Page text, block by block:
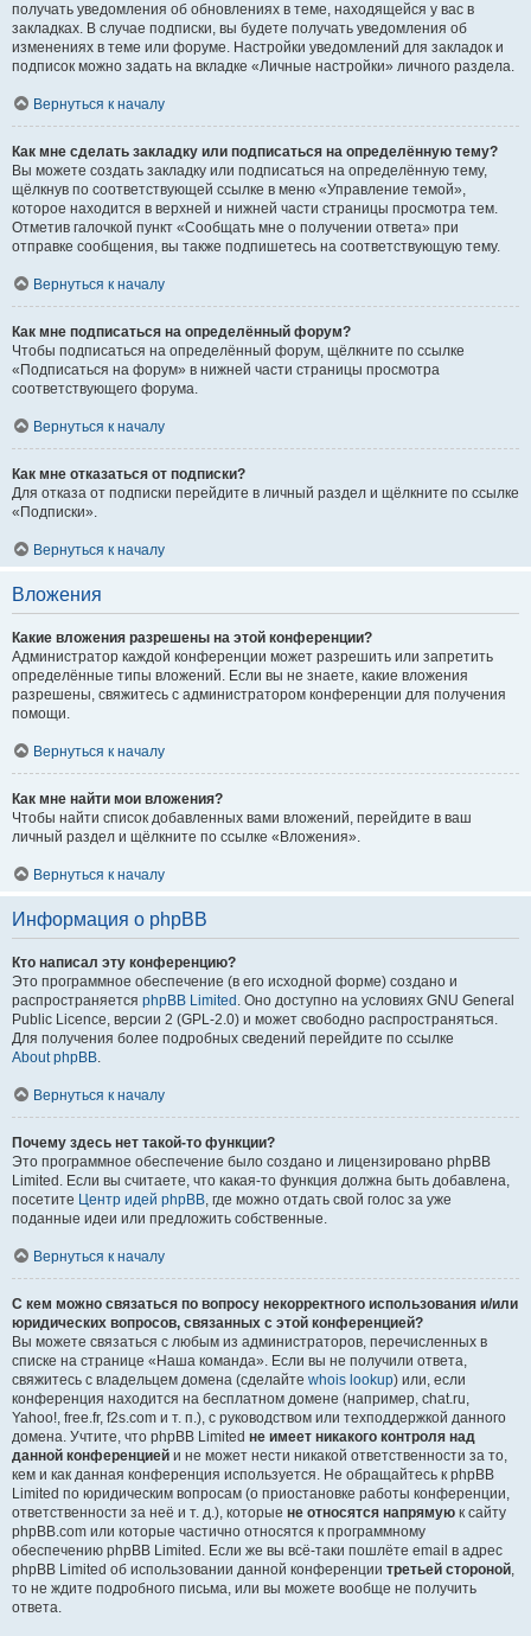
получать уведомления об обновлениях в теме, находящейся у вас в
закладках. В случае подписки, вы будете получать уведомления об
изменениях в теме или форуме. Настройки уведомлений для закладок и
подписок можно задать на вкладке «Личные настройки» личного раздела.
Вернуться к началу
Как мне сделать закладку или подписаться на определённую тему?
Вы можете создать закладку или подписаться на определённую тему,
щёлкнув по соответствующей ссылке в меню «Управление темой»,
которое находится в верхней и нижней части страницы просмотра тем.
Отметив галочкой пункт «Сообщать мне о получении ответа» при
отправке сообщения, вы также подпишетесь на соответствующую тему.
Вернуться к началу
Как мне подписаться на определённый форум?
Чтобы подписаться на определённый форум, щёлкните по ссылке
«Подписаться на форум» в нижней части страницы просмотра
соответствующего форума.
Вернуться к началу
Как мне отказаться от подписки?
Для отказа от подписки перейдите в личный раздел и щёлкните по ссылке
«Подписки».
Вернуться к началу
Вложения
Какие вложения разрешены на этой конференции?
Администратор каждой конференции может разрешить или запретить
определённые типы вложений. Если вы не знаете, какие вложения
разрешены, свяжитесь с администратором конференции для получения
помощи.
Вернуться к началу
Как мне найти мои вложения?
Чтобы найти список добавленных вами вложений, перейдите в ваш
личный раздел и щёлкните по ссылке «Вложения».
Вернуться к началу
Информация о phpBB
Кто написал эту конференцию?
Это программное обеспечение (в его исходной форме) создано и
распространяется phpBB Limited . Оно доступно на условиях GNU General
Public Licence, версии 2 (GPL-2.0) и может свободно распространяться.
Для получения более подробных сведений перейдите по ссылке
About phpBB.
Вернуться к началу
Почему здесь нет такой-то функции?
Это программное обеспечение было создано и лицензировано phpBB
Limited. Если вы считаете, что какая-то функция должна быть добавлена,
посетите Центр идей phpBB, где можно отдать свой голос за уже
поданные идеи или предложить собственные.
Вернуться к началу
С кем можно связаться по вопросу некорректного использования и/или
юридических вопросов, связанных с этой конференцией?
Вы можете связаться с любым из администраторов, перечисленных в
списке на странице «Наша команда». Если вы не получили ответа,
свяжитесь с владельцем домена (сделайте whois lookup) или, если
конференция находится на бесплатном домене (например, chat.ru,
Yahoo!, free.fr, f2s.com и т. п.), с руководством или техподдержкой данного
домена. Учтите, что phpBB Limited не имеет никакого контроля над
данной конференцией и не может нести никакой ответственности за то,
кем и как данная конференция используется. Не обращайтесь к phpBB
Limited по юридическим вопросам (о приостановке работы конференции,
ответственности за неё и т. д.), которые не относятся напрямую к сайту
phpBB.com или которые частично относятся к программному
обеспечению phpBB Limited. Если же вы всё-таки пошлёте email в адрес
phpBB Limited об использовании данной конференции третьей стороной,
то не ждите подробного письма, или вы можете вообще не получить
ответа.